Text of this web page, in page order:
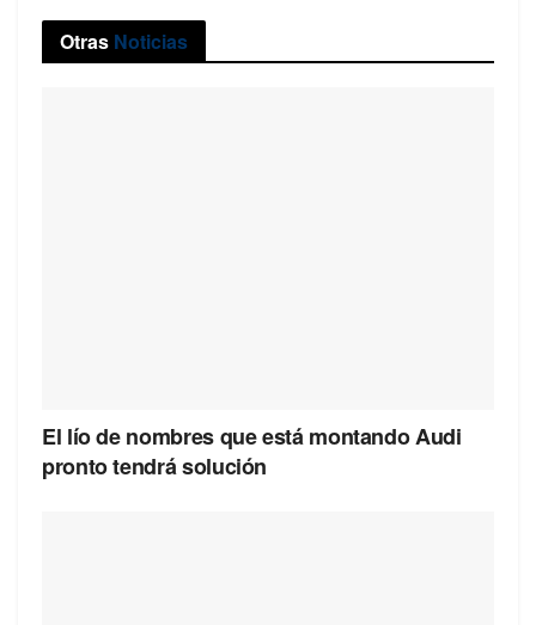
Otras Noticias
El lío de nombres que está montando Audi
pronto tendrá solución